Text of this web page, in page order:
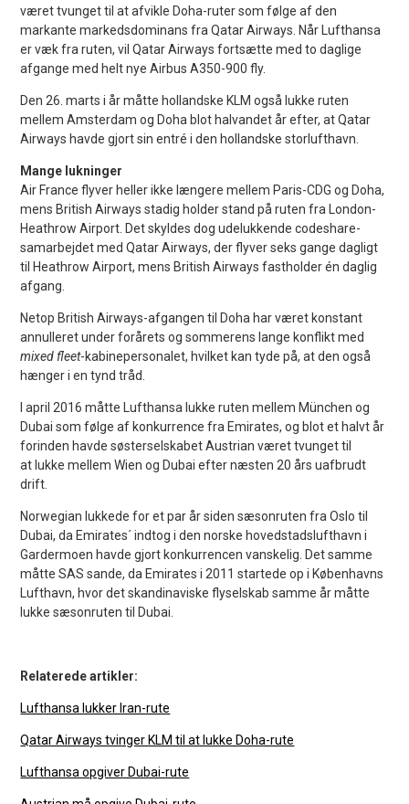
været tvunget til at afvikle Doha-ruter som følge af den
markante markedsdominans fra Qatar Airways. Når Lufthansa
er væk fra ruten, vil Qatar Airways fortsætte med to daglige
afgange med helt nye Airbus A350-900 fly.
Den 26. marts i år måtte hollandske KLM også lukke ruten
mellem Amsterdam og Doha blot halvandet år efter, at Qatar
Airways havde gjort sin entré i den hollandske storlufthavn.
Mange lukninger
Air France flyver heller ikke længere mellem Paris-CDG og Doha,
mens British Airways stadig holder stand på ruten fra London-
Heathrow Airport. Det skyldes dog udelukkende codeshare-
samarbejdet med Qatar Airways, der flyver seks gange dagligt
til Heathrow Airport, mens British Airways fastholder én daglig
afgang.
Netop British Airways-afgangen til Doha har været konstant
annulleret under forårets og sommerens lange konflikt med
mixed fleet-kabinepersonalet, hvilket kan tyde på, at den også
hænger i en tynd tråd.
I april 2016 måtte Lufthansa lukke ruten mellem München og
Dubai som følge af konkurrence fra Emirates, og blot et halvt år
forinden havde søsterselskabet Austrian været tvunget til
at lukke mellem Wien og Dubai efter næsten 20 års uafbrudt
drift.
Norwegian lukkede for et par år siden sæsonruten fra Oslo til
Dubai, da Emirates´ indtog i den norske hovedstadslufthavn i
Gardermoen havde gjort konkurrencen vanskelig. Det samme
måtte SAS sande, da Emirates i 2011 startede op i Københavns
Lufthavn, hvor det skandinaviske flyselskab samme år måtte
lukke sæsonruten til Dubai.
Relaterede artikler:
Lufthansa lukker Iran-rute
Qatar Airways tvinger KLM til at lukke Doha-rute
Lufthansa opgiver Dubai-rute